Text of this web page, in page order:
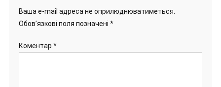
Ваша e-mail адреса не оприлюднюватиметься.
Обов’язкові поля позначені *
Коментар *